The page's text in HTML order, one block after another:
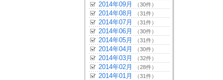
2014年09月 （30件）
2014年08月 （31件）
2014年07月 （31件）
2014年06月 （30件）
2014年05月 （31件）
2014年04月 （30件）
2014年03月 （32件）
2014年02月 （28件）
2014年01月 （31件）